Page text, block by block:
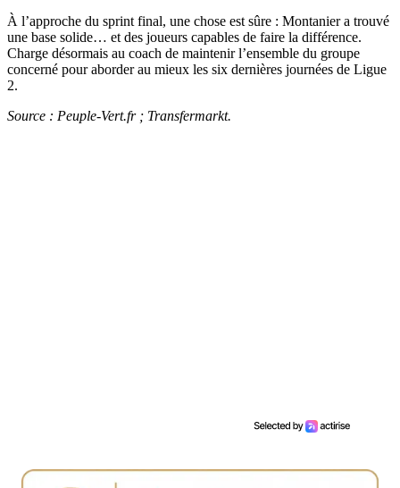
À l’approche du sprint final, une chose est sûre : Montanier a trouvé
une base solide… et des joueurs capables de faire la différence.
Charge désormais au coach de maintenir l’ensemble du groupe
concerné pour aborder au mieux les six dernières journées de Ligue
2.
Source : Peuple-Vert.fr ; Transfermarkt.